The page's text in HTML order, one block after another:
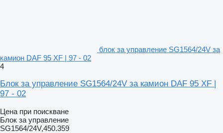
блок за управление SG1564/24V за
камион DAF 95 XF | 97 - 02
4
Блок за управление SG1564/24V за камион DAF 95 XF |
97 - 02
Цена при поискване
Блок за управление
SG1564/24V,450.359